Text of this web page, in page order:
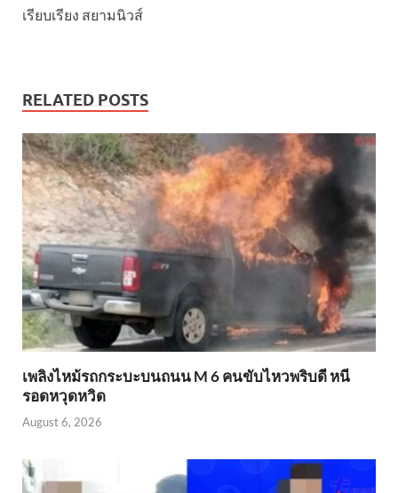
เรียบเรียง สยามนิวส์
RELATED POSTS
เพลิงไหม้รถกระบะบนถนน M 6 คนขับไหวพริบดี หนี
รอดหวุดหวิด
August 6, 2026